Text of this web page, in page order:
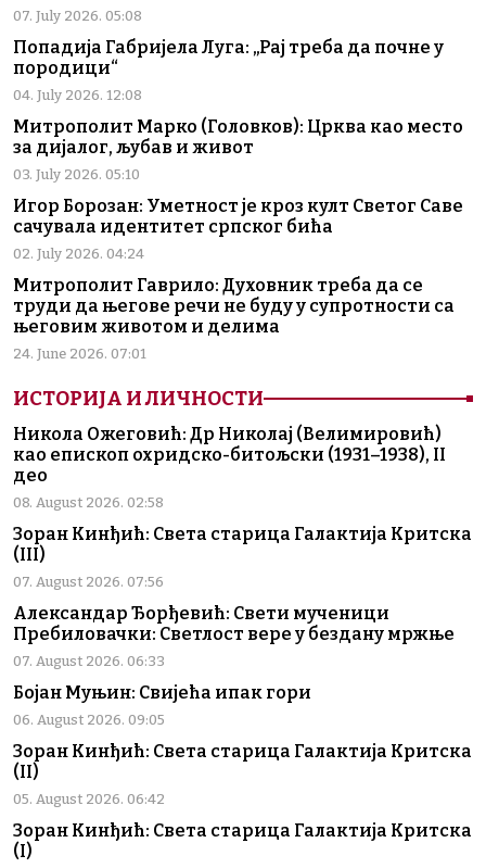
07. July 2026. 05:08
Попадија Габријела Луга: „Рај треба да почне у
породици“
04. July 2026. 12:08
Митрополит Марко (Головков): Црква као место
за дијалог, љубав и живот
03. July 2026. 05:10
Игор Борозан: Уметност је кроз култ Светог Саве
сачувала идентитет српског бића
02. July 2026. 04:24
Митрополит Гаврило: Духовник треба да се
труди да његове речи не буду у супротности са
његовим животом и делима
24. June 2026. 07:01
ИСТОРИЈА И ЛИЧНОСТИ
Никола Ожеговић: Др Николај (Велимировић)
као епископ охридско-битољски (1931–1938), II
део
08. August 2026. 02:58
Зоран Кинђић: Света старица Галактија Критска
(III)
07. August 2026. 07:56
Александар Ђорђевић: Свети мученици
Пребиловачки: Светлост вере у бездану мржње
07. August 2026. 06:33
Бојан Муњин: Свијећа ипак гори
06. August 2026. 09:05
Зоран Кинђић: Света старица Галактија Критска
(II)
05. August 2026. 06:42
Зоран Кинђић: Света старица Галактија Критска
(I)